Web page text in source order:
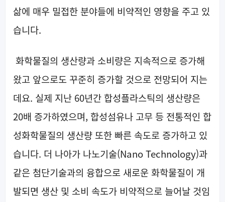
삶에 매우 밀접한 분야들에 비약적인 영향을 주고 있
습니다.
화학물질의 생산량과 소비량은 지속적으로 증가해
왔고 앞으로도 꾸준히 증가할 것으로 전망되어 지는
데요. 실제 지난 60년간 합성플라스틱의 생산량은
20배 증가하였으며, 합성섬유나 고무 등 전통적인 합
성화학물질의 생산량 또한 빠른 속도로 증가하고 있
습니다. 더 나아가 나노기술(Nano Technology)과
같은 첨단기술과의 융합으로 새로운 화학물질이 개
발되면 생산 및 소비 속도가 비약적으로 늘어날 것임